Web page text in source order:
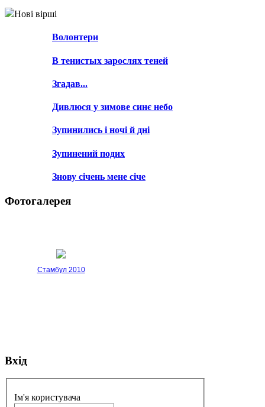
Нові вірші
Волонтери
В тенистых зарослях теней
Згадав...
Дивлюся у зимове синє небо
Зупинились і ночі й дні
Зупинений подих
Знову січень мене січе
Фотогалерея
Стамбул 2010
Стамбул 2010
Вхід
Ім'я користувача